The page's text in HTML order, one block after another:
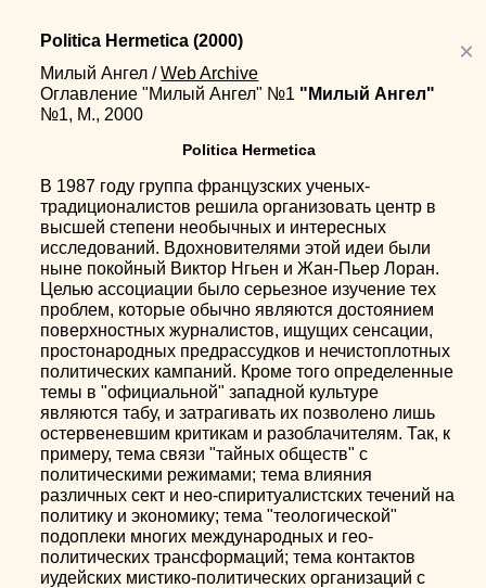
×
Politica Hermetica (2000)
Милый Ангел / Web Archive
Оглавление "Милый Ангел" №1 "Милый Ангел"
№1, М., 2000
Politica Hermetica
В 1987 году группа французских ученых-
традиционалистов решила организовать центр в
высшей степени необычных и интересных
исследований. Вдохновителями этой идеи были
ныне покойный Виктор Нгьен и Жан-Пьер Лоран.
Целью ассоциации было серьезное изучение тех
проблем, которые обычно являются достоянием
поверхностных журналистов, ищущих сенсации,
простонародных предрассудков и нечистоплотных
политических кампаний. Кроме того определенные
темы в "официальной" западной культуре
являются табу, и затрагивать их позволено лишь
остервеневшим критикам и разоблачителям. Так, к
примеру, тема связи "тайных обществ" с
политическими режимами; тема влияния
различных сект и нео-спиритуалистских течений на
политику и экономику; тема "теологической"
подоплеки многих международных и гео-
политических трансформаций; тема контактов
иудейских мистико-политических организаций с